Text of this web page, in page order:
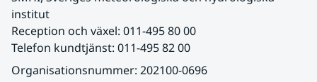
institut
Reception och växel: 011-495 80 00
Telefon kundtjänst: 011-495 82 00
Organisationsnummer: 202100-0696